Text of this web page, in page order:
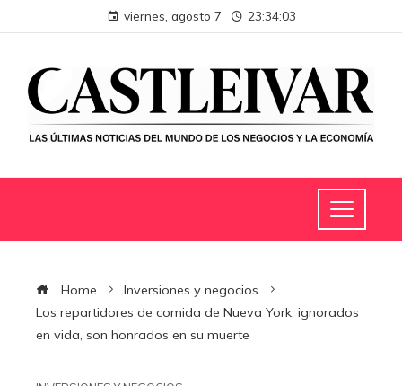
viernes, agosto 7 23:34:04
Home
Inversiones y negocios
Los repartidores de comida de Nueva York, ignorados
en vida, son honrados en su muerte